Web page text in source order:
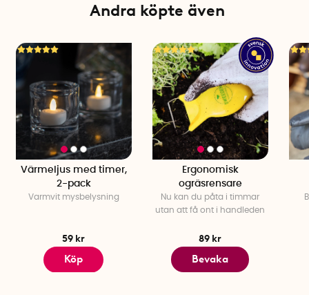
Tillverkad i: StorbritannienAndra köpte även
Värmeljus med timer,
2-pack
Varmvit mysbelysning
59 kr
Köp
Ergonomisk
ogräsrensare
Nu kan du påta i timmar
utan att få ont i handleden
89 kr
Bevaka